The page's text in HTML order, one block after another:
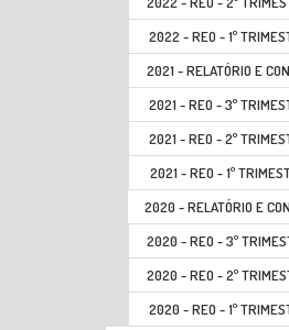
2022 - REO - 1º
2021 - RELATÓRIO E
2021 - REO - 3º
2021 - REO - 2º
2021 - REO - 1º
2020 - RELATÓRIO E
2020 - REO - 3º
2020 - REO - 2º
2020 - REO - 1º